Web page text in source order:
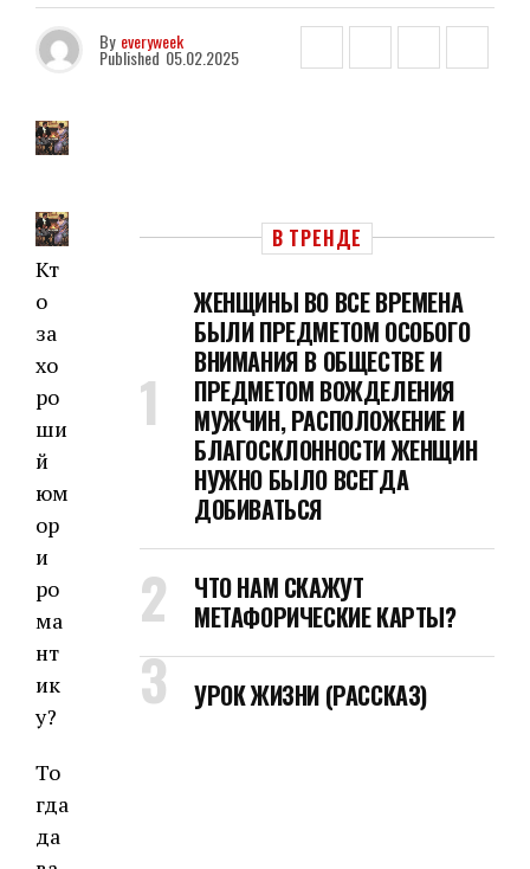
By everyweek
Published 05.02.2025
Кт
о
за
хо
ро
ши
й
юм
ор
и
ро
ма
нт
ик
у?
То
гда
да
В ТРЕНДЕ
ЖЕНЩИНЫ ВО ВСЕ ВРЕМЕНА
БЫЛИ ПРЕДМЕТОМ ОСОБОГО
ВНИМАНИЯ В ОБЩЕСТВЕ И
ПРЕДМЕТОМ ВОЖДЕЛЕНИЯ
МУЖЧИН, РАСПОЛОЖЕНИЕ И
БЛАГОСКЛОННОСТИ ЖЕНЩИН
НУЖНО БЫЛО ВСЕГДА
ДОБИВАТЬСЯ
ЧТО НАМ СКАЖУТ
МЕТАФОРИЧЕСКИЕ КАРТЫ?
УРОК ЖИЗНИ (РАССКАЗ)